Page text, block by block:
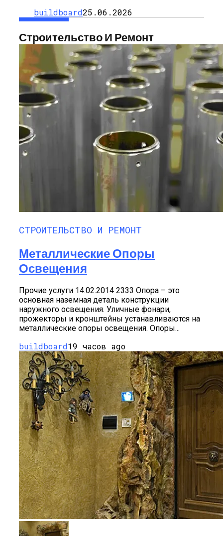
buildboard25.06.2026
Строительство И Ремонт
СТРОИТЕЛЬСТВО И РЕМОНТ
Металлические Опоры
Освещения
Прочие услуги 14.02.2014 2333 Опора – это
основная наземная деталь конструкции
наружного освещения. Уличные фонари,
прожекторы и кронштейны устанавливаются на
металлические опоры освещения. Опоры...
buildboard19 часов ago